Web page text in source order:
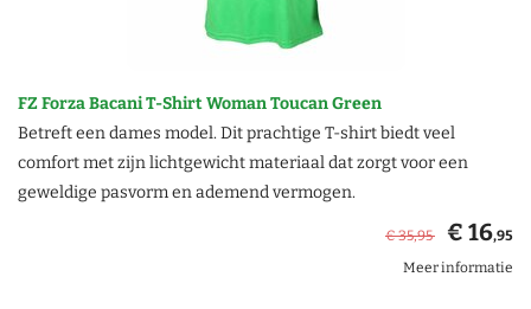
FZ Forza Bacani T-Shirt Woman Toucan Green
Betreft een dames model. Dit prachtige T-shirt biedt veel
comfort met zijn lichtgewicht materiaal dat zorgt voor een
geweldige pasvorm en ademend vermogen.
€ 35,95 € 16,95
Meer informatie